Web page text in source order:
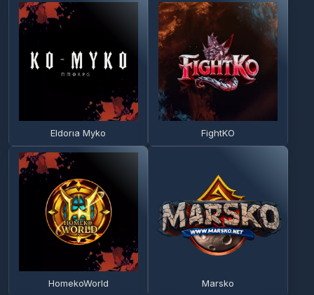
Eldorıa Myko FightKO
HomekoWorld Marsko